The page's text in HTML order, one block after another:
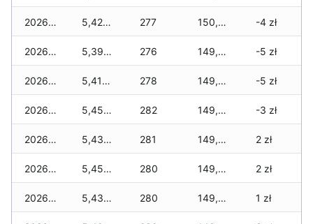
2026-05-26 5,420 zł 277 150,200 zł -4 zł
2026-05-25 5,390 zł 276 149,950 zł -5 zł
2026-05-24 5,410 zł 278 149,860 zł -5 zł
2026-05-23 5,450 zł 282 149,760 zł -3 zł
2026-05-22 5,430 zł 281 149,530 zł 2 zł
2026-05-21 5,450 zł 280 149,400 zł 2 zł
2026-05-20 5,430 zł 280 149,320 zł 1 zł